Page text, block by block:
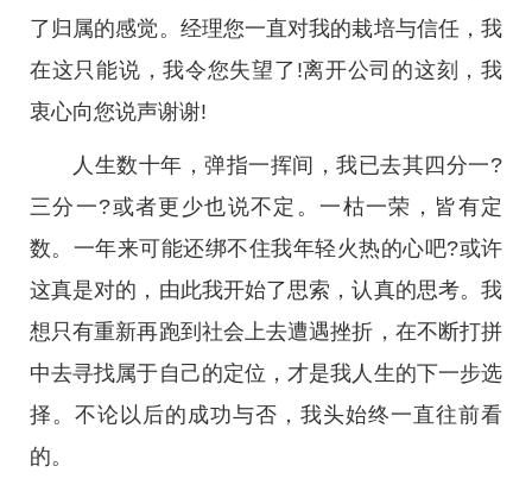
了归属的感觉。经理您一直对我的栽培与信任，我
在这只能说，我令您失望了!离开公司的这刻，我
衷心向您说声谢谢!
人生数十年，弹指一挥间，我已去其四分一?
三分一?或者更少也说不定。一枯一荣，皆有定
数。一年来可能还绑不住我年轻火热的心吧?或许
这真是对的，由此我开始了思索，认真的思考。我
想只有重新再跑到社会上去遭遇挫折，在不断打拼
中去寻找属于自己的定位，才是我人生的下一步选
择。不论以后的成功与否，我头始终一直往前看
的。